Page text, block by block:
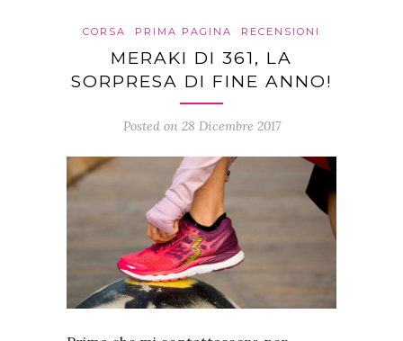
CORSA PRIMA PAGINA RECENSIONI
MERAKI DI 361, LA
SORPRESA DI FINE ANNO!
Posted on 28 Dicembre 2017